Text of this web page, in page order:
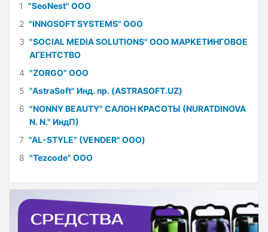
1 "SeoNest" ООО
2 "INNOSOFT SYSTEMS" ООО
3 "SOCIAL MEDIA SOLUTIONS" ООО МАРКЕТИНГОВОЕ
АГЕНТСТВО
4 "ZORGO" ООО
5 "AstraSoft" Инд. пр. (ASTRASOFT.UZ)
6 "NONNY BEAUTY" САЛОН КРАСОТЫ (NURATDINOVA
N. N." ИндП)
7 "AL-STYLE" (VENDER" ООО)
8 "Tezcode" ООО